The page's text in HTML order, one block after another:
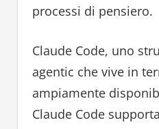
processi di pensiero.
Claude Code, uno
agentic che vive in
ampiamente
Claude Code